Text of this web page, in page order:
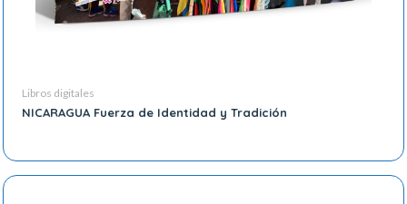
Libros digitales
NICARAGUA Fuerza de Identidad y Tradición